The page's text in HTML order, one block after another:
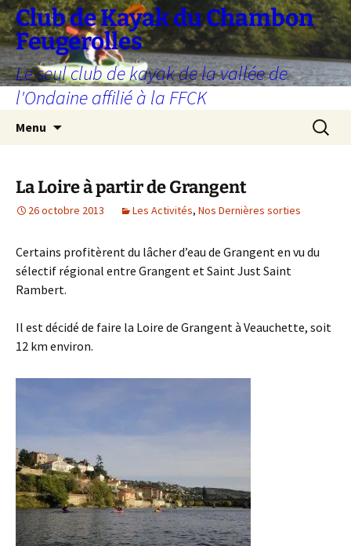
Aller
au
contenu
Club de Kayak du Chambon
Feugerolles
Le seul club de kayak de la vallée de
l'Ondaine affilié à la FFCK
Menu
La Loire à partir de Grangent
26 octobre 2013 Les Activités, Nos Dernières sorties
Certains profitèrent du lâcher d’eau de Grangent en vu du
sélectif régional entre Grangent et Saint Just Saint
Rambert.
Il est décidé de faire la Loire de Grangent à Veauchette, soit
12 km environ.